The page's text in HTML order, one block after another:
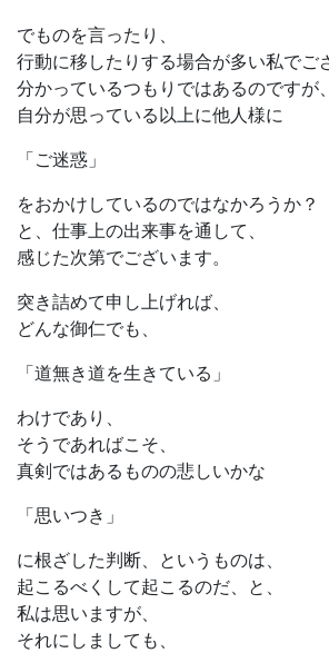
でものを言ったり、
行動に移したりする場合が多い私でご
分かっているつもりではあるのですが、
自分が思っている以上に他人様に
「ご迷惑」
をおかけしているのではなかろうか？
と、仕事上の出来事を通して、
感じた次第でございます。
突き詰めて申し上げれば、
どんな御仁でも、
「道無き道を生きている」
わけであり、
そうであればこそ、
真剣ではあるものの悲しいかな
「思いつき」
に根ざした判断、というものは、
起こるべくして起こるのだ、と、
私は思いますが、
それにしましても、